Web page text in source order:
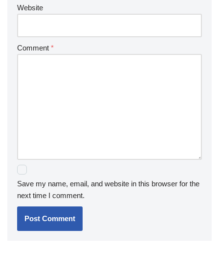
Website
Comment *
Save my name, email, and website in this browser for the
next time I comment.